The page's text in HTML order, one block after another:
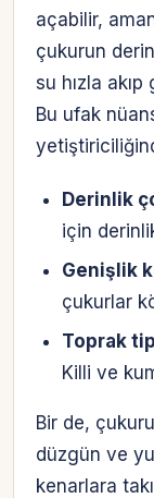
açabilir,
çukurun
su hızla
Bu ufak
Derinlik
için
Genişlik
çukurlar
Toprak
Killi ve
Bir de,
düzgün ve
kenarlara